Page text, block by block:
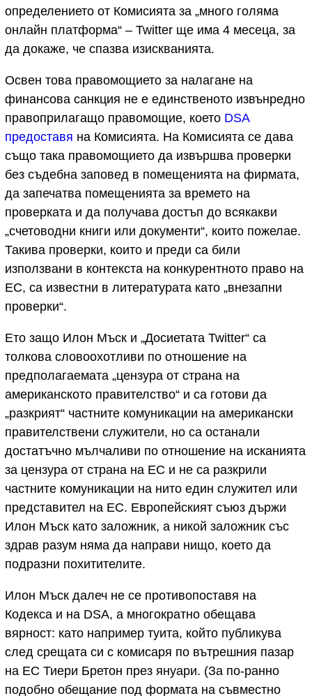
определението от Комисията за „много голяма
онлайн платформа“ – Twitter ще има 4 месеца, за
да докаже, че спазва изискванията.
Освен това правомощието за налагане на
финансова санкция не е единственото извънредно
правоприлагащо правомощие, което DSA
предоставя на Комисията. На Комисията се дава
също така правомощието да извършва проверки
без съдебна заповед в помещенията на фирмата,
да запечатва помещенията за времето на
проверката и да получава достъп до всякакви
„счетоводни книги или документи“, които пожелае.
Такива проверки, които и преди са били
използвани в контекста на конкурентното право на
ЕС, са известни в литературата като „внезапни
проверки“.
Ето защо Илон Мъск и „Досиетата Twitter“ са
толкова словоохотливи по отношение на
предполагаемата „цензура от страна на
американското правителство“ и са готови да
„разкрият“ частните комуникации на американски
правителствени служители, но са останали
достатъчно мълчаливи по отношение на исканията
за цензура от страна на ЕС и не са разкрили
частните комуникации на нито един служител или
представител на ЕС. Европейският съюз държи
Илон Мъск като заложник, а никой заложник със
здрав разум няма да направи нищо, което да
подразни похитителите.
Илон Мъск далеч не се противопоставя на
Кодекса и на DSA, а многократно обещава
вярност: като например туита, който публикува
след срещата си с комисаря по вътрешния пазар
на ЕС Тиери Бретон през януари. (За по-ранно
подобно обещание под формата на съвместно